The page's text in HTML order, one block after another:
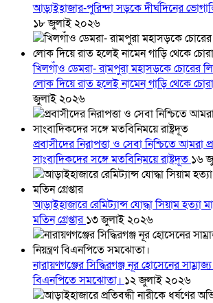
আড়াইহাজার-পুরিন্দা সড়কে দীর্ঘদিনের
১৮ জুলাই ২০২৬
খিলগাঁও ডেমরা- রামপুরা মহাসড়কে চোরের
লোক দিয়ে রাত হলেই নামেন গাড়ি থেকে
জুলাই ২০২৬
প্রবাসীদের নিরাপত্তা ও সেবা নিশ্চিতে আমরা
সাংবাদিকদের সঙ্গে মতবিনিময়ে রাষ্ট্রদূত ১৬
আড়াইহাজারে রেমিট্যান্স যোদ্ধা সিয়াম হত্যা
মতিন গ্রেপ্তার১৩ জুলাই ২০২৬
নারায়ণগঞ্জের সিদ্ধিরগঞ্জ নূর হোসেনের
বিএনপিতে সমঝোতা। ১২ জুলাই ২০২৬